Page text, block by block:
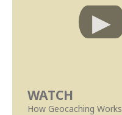
WATCH
How Geocaching Works